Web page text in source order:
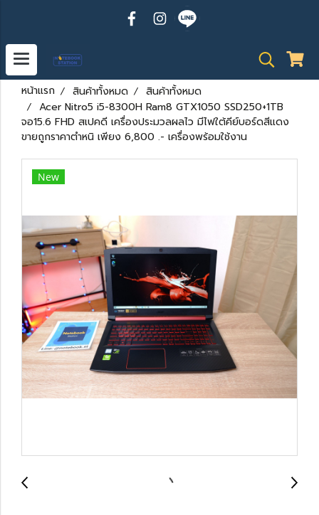
หน้าแรก สินค้าทั้งหมด
สินค้าทั้งหมด
Acer Nitro5 i5-8300H Ram8 GTX1050 SSD250+1TB
จอ15.6 FHD สเปคดี เครื่องประมวลผลไว มีไฟใต้คีย์บอร์ดสีแดง
ขายถูกราคาตำหนิ เพียง 6,800 .- เครื่องพร้อมใช้งาน
New